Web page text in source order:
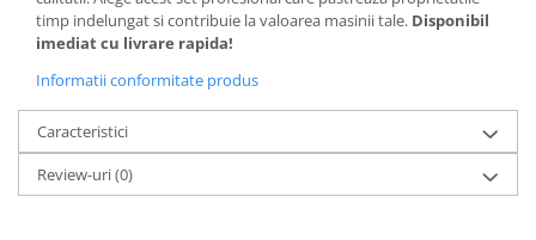
timp indelungat si contribuie la valoarea masinii tale. Disponibil
imediat cu livrare rapida!
Informatii conformitate produs
Caracteristici
Review-uri(0)